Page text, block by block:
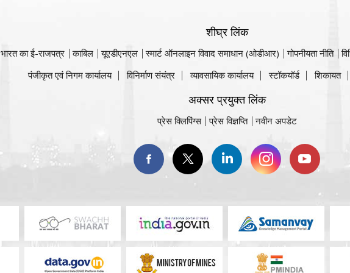
शीघ्र लिंक
भारत का ई-राजपत्र काबिल यूएडीएनएल स्मार्ट ऑनलाइन विवाद समाधान (ओडीआर) गोपनीयता नीति
पंजीकृत एवं निगम कार्यालय
विनिर्माण संयंत्र व्यावसायिक कार्यालय स्टॉकयॉर्ड शिकायत
अक्सर प्रयुक्त लिंक
प्रेस क्लिपिंग्स प्रेस विज्ञप्ति नवीन अपडेट